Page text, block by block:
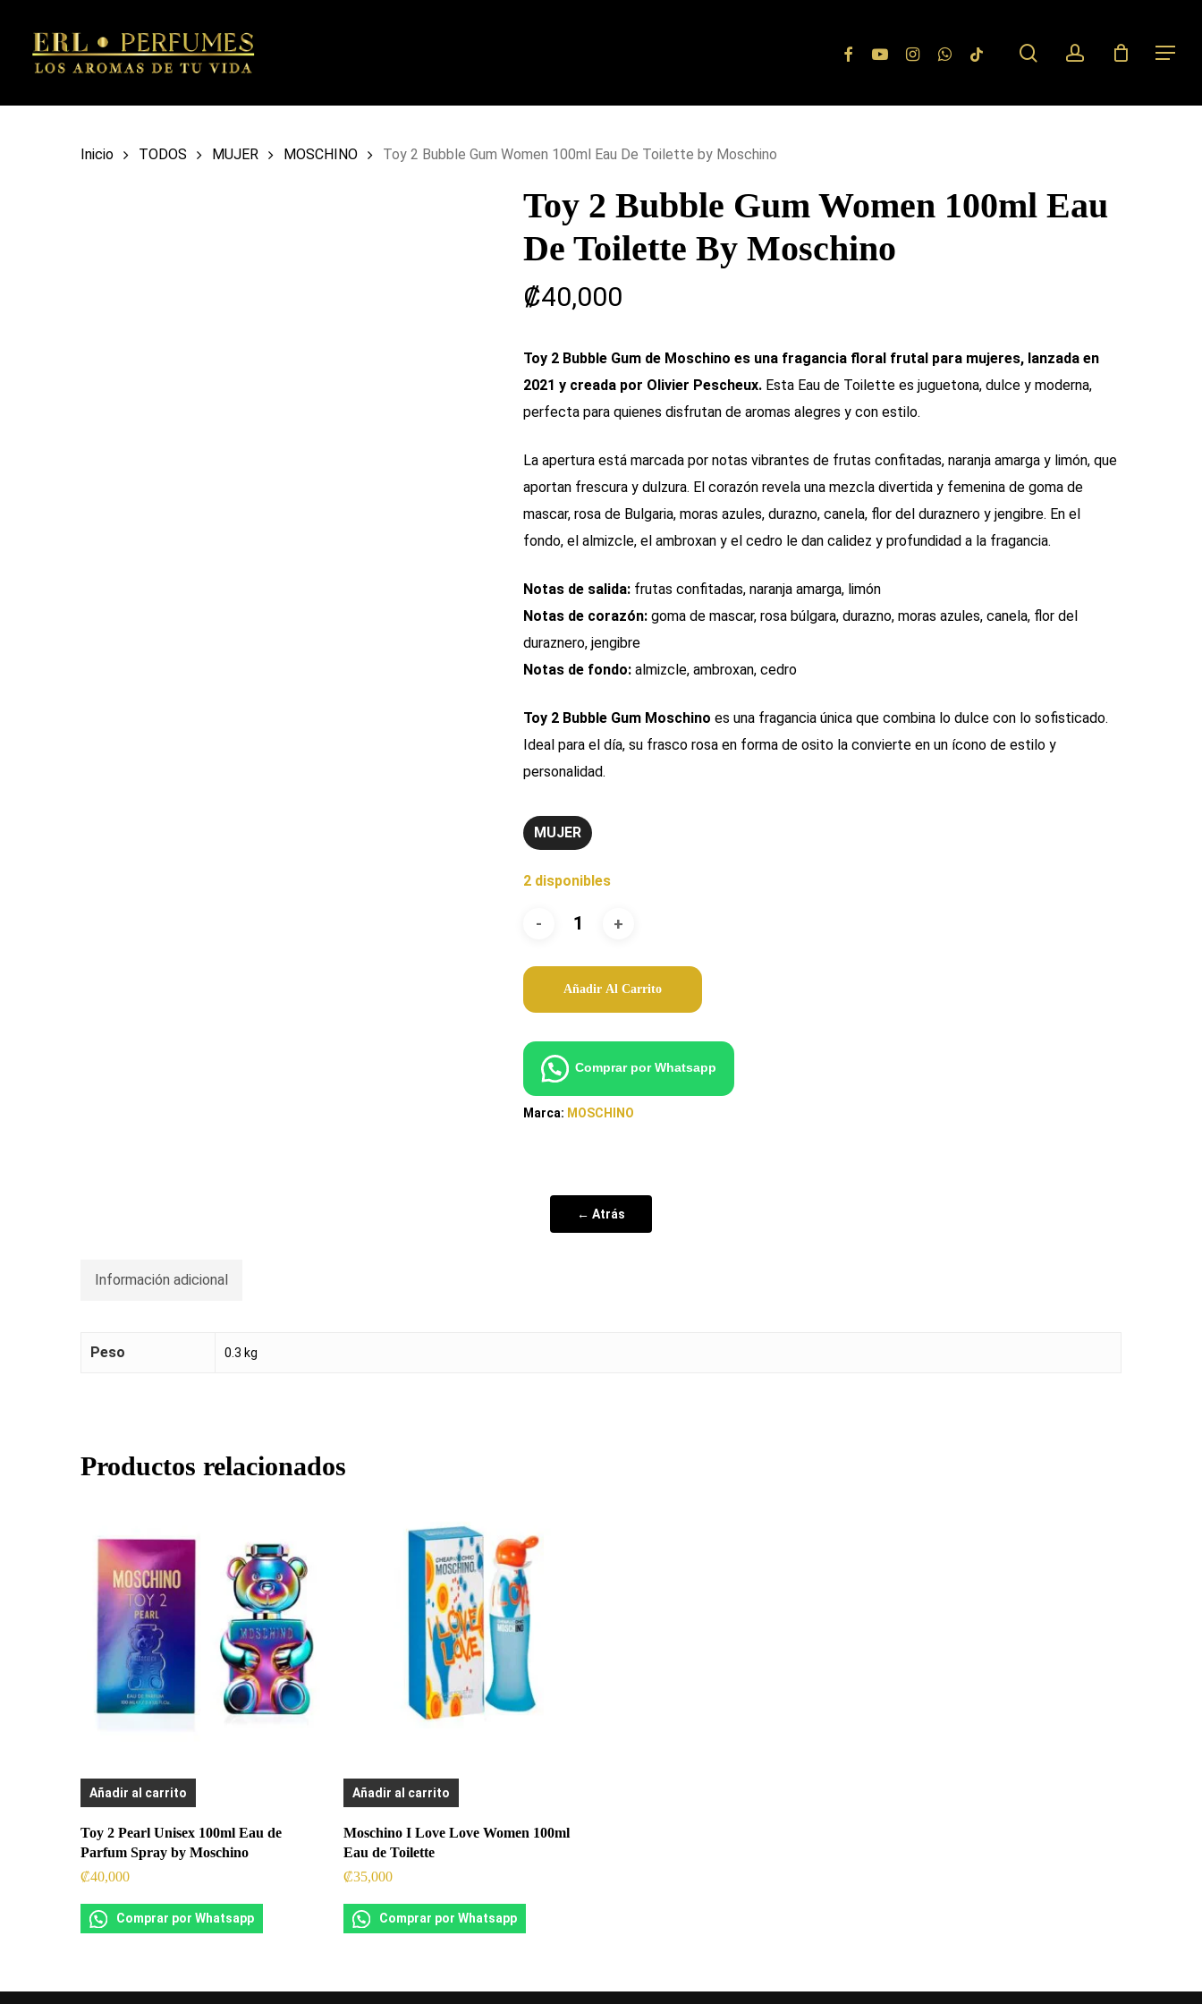
Menu
FacebookYoutubeInstagramWhatsapp
Tiktok searchaccount
Inicio TODOS MUJER MOSCHINO Toy 2 Bubble Gum Women 100ml Eau De Toilette by Moschino
Toy 2 Bubble Gum Women 100ml Eau
De Toilette By Moschino
₡40,000
Toy 2 Bubble Gum de Moschino es una fragancia floral frutal para mujeres, lanzada en
2021 y creada por Olivier Pescheux.Esta Eau de Toilette es juguetona, dulce y moderna,
perfecta para quienes disfrutan de aromas alegres y con estilo.
La apertura está marcada por notas vibrantes de frutas confitadas, naranja amarga y limón, que
aportan frescura y dulzura. El corazón revela una mezcla divertida y femenina de goma de
mascar, rosa de Bulgaria, moras azules, durazno, canela, flor del duraznero y jengibre. En el
fondo, el almizcle, el ambroxan y el cedro le dan calidez y profundidad a la fragancia.
Notas de salida:frutas confitadas, naranja amarga, limón
Notas de corazón:goma de mascar, rosa búlgara, durazno, moras azules, canela, flor del
duraznero, jengibre
Notas de fondo:almizcle, ambroxan, cedro
Toy 2 Bubble Gum Moschino es una fragancia única que combina lo dulce con lo sofisticado.
Ideal para el día, su frasco rosa en forma de osito la convierte en un ícono de estilo y
personalidad.
MUJER
2 disponibles
Añadir Al Carrito
Comprar por Whatsapp
Marca: MOSCHINO
← Atrás
Información adicional
Peso 0.3 kg
Productos relacionados
Añadir al carrito
Toy 2 Pearl Unisex 100ml Eau de
Parfum Spray by Moschino
₡40,000
Comprar por Whatsapp
Añadir al carrito
Moschino I Love Love Women 100ml
Eau de Toilette
₡35,000
Comprar por Whatsapp